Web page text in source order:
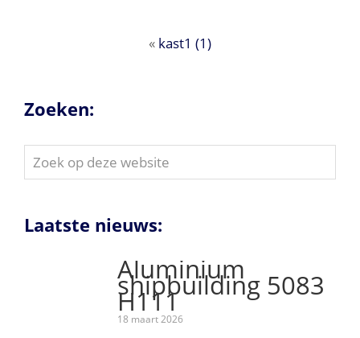
« kast1 (1)
Zoeken:
Zoek
op
website
Laatste nieuws:
Aluminium
shipbuilding 5083
H111
18 maart 2026